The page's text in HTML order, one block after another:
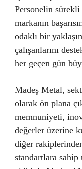
Personelin
markanın
odaklı bir
çalışanlarını
her geçen gün
Madeş Metal,
olarak ön plana
memnuniyeti,
değerler üzerine
diğer
standartlara